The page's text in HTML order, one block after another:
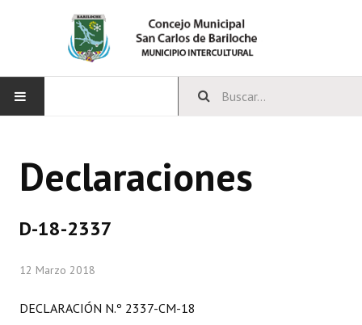
CONCEJO
Comisiones Especiales
Declaraciones
D-18-2337
12 Marzo 2018
DECLARACIÓN N.º 2337-CM-18